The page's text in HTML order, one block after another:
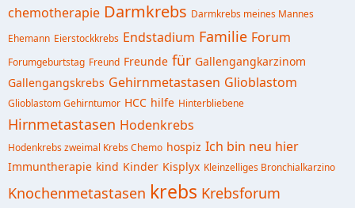
chemotherapie Darmkrebs Darmkrebs meines Mannes
Ehemann Eierstockkrebs Endstadium Familie Forum
Forumgeburtstag Freund Freunde für Gallengangkarzinom
Gallengangskrebs Gehirnmetastasen Glioblastom
Glioblastom Gehirntumor HCC hilfe Hinterbliebene
Hirnmetastasen Hodenkrebs
Hodenkrebs zweimal Krebs Chemo hospiz Ich bin neu hier
Immuntherapie kind Kinder Kisplyx Kleinzelliges Bronchialkarzino
Knochenmetastasen krebs Krebsforum